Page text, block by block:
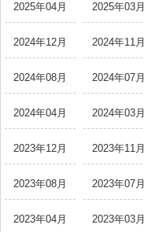
2025年04月 2025年03月
2024年12月 2024年11月
2024年08月 2024年07月
2024年04月 2024年03月
2023年12月 2023年11月
2023年08月 2023年07月
2023年04月 2023年03月